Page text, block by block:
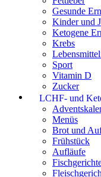
Gesunde
Kinder und
Ketogene
Krebs
Sport
Vitamin D
Zucker
LCHF- und
Menüs
Brot und
Frühstück
Aufläufe